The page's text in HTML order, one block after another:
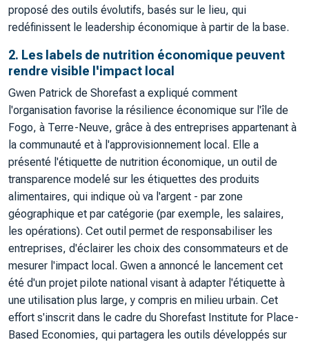
proposé des outils évolutifs, basés sur le lieu, qui
redéfinissent le leadership économique à partir de la base.
2. Les labels de nutrition économique peuvent
rendre visible l'impact local
Gwen Patrick de Shorefast a expliqué comment
l'organisation favorise la résilience économique sur l'île de
Fogo, à Terre-Neuve, grâce à des entreprises appartenant à
la communauté et à l'approvisionnement local. Elle a
présenté l'étiquette de nutrition économique, un outil de
transparence modelé sur les étiquettes des produits
alimentaires, qui indique où va l'argent - par zone
géographique et par catégorie (par exemple, les salaires,
les opérations). Cet outil permet de responsabiliser les
entreprises, d'éclairer les choix des consommateurs et de
mesurer l'impact local. Gwen a annoncé le lancement cet
été d'un projet pilote national visant à adapter l'étiquette à
une utilisation plus large, y compris en milieu urbain. Cet
effort s'inscrit dans le cadre du Shorefast Institute for Place-
Based Economies, qui partagera les outils développés sur